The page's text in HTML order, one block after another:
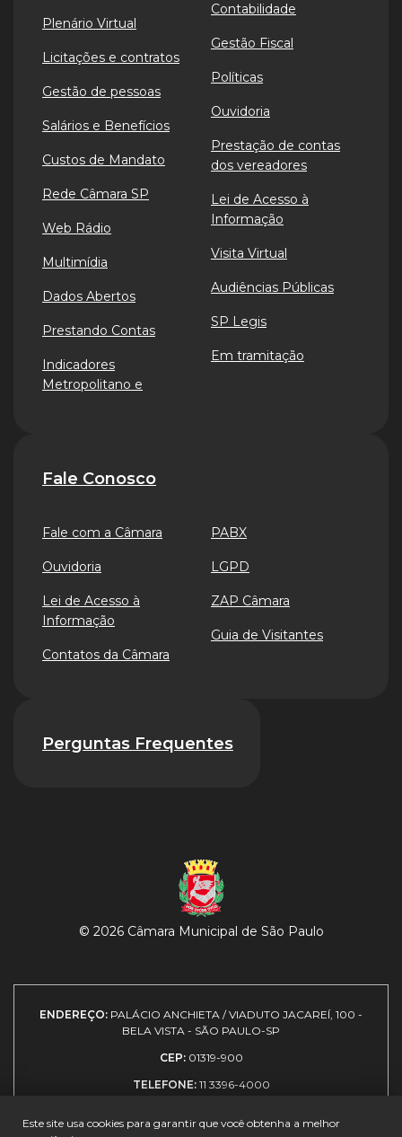
Plenário Virtual
Licitações e contratos
Gestão de pessoas
Salários e Benefícios
Custos de Mandato
Rede Câmara SP
Web Rádio
Multimídia
Dados Abertos
Prestando Contas
Indicadores
Metropolitano e
Contabilidade
Gestão Fiscal
Políticas
Ouvidoria
Prestação de contas
dos vereadores
Lei de Acesso à
Informação
Visita Virtual
Audiências Públicas
SP Legis
Em tramitação
Fale Conosco
Fale com a Câmara
Ouvidoria
Lei de Acesso à
Informação
Contatos da Câmara
PABX
LGPD
ZAP Câmara
Guia de Visitantes
Perguntas Frequentes
© 2026 Câmara Municipal de São Paulo
ENDEREÇO: PALÁCIO ANCHIETA / VIADUTO JACAREÍ, 100 -
BELA VISTA - SÃO PAULO-SP
CEP: 01319-900
TELEFONE: 11 3396-4000
Este site usa cookies para garantir que você obtenha a melhor